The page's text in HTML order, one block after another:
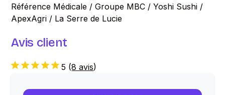
Référence Médicale / Groupe MBC / Yoshi Sushi /
ApexAgri / La Serre de Lucie
Avis client
5 (8 avis)